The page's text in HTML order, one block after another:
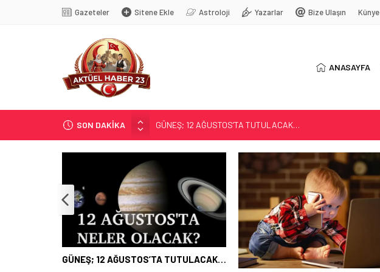
Gazeteler Sitene Ekle Astroloji Yazarlar Bize Ulaşın Künye
ANASAYFA
SON DAKİKA
GÜNEŞ; 12 AĞUSTOS’TA TUTULACAK…
SOSYAL MEDYANIN KÜÇÜK YAŞ BAĞIMLILIĞI
EĞİTİMCİLERİN PROMOSYONU 3,5 YIL OLDU
71 KENTTE OPERASYON
TÜRK DÜNYASI BAŞKENTLERİ
GÜNEŞ; 12 AĞUSTOS’TA TUTULACAK…